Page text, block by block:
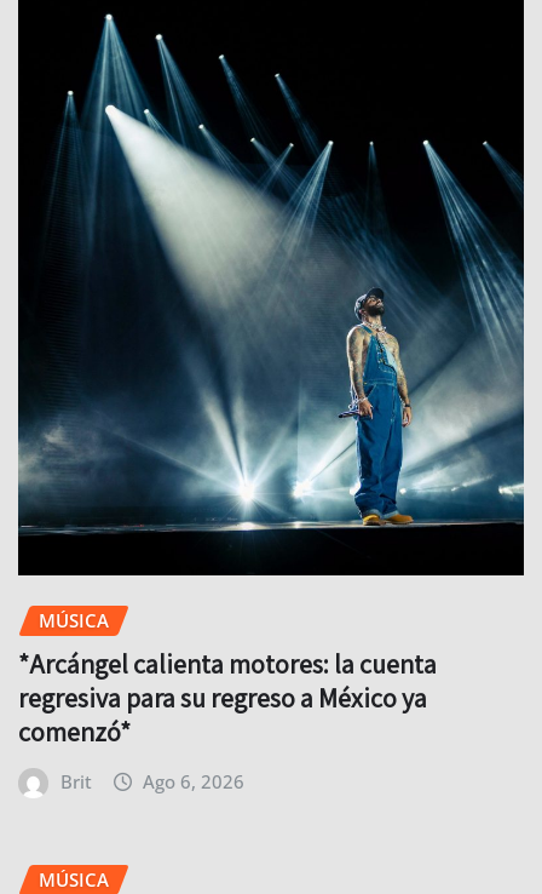
MÚSICA
*Arcángel calienta motores: la cuenta
regresiva para su regreso a México ya
comenzó*
Brit Ago 6, 2026
MÚSICA